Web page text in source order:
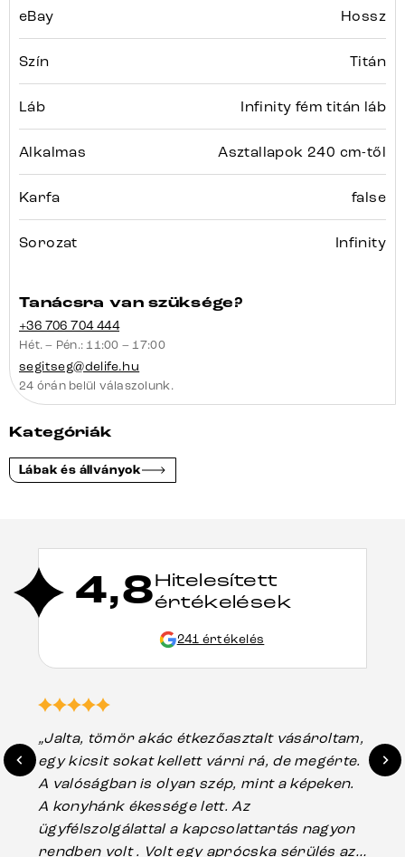
eBay Hossz
Szín Titán
Láb Infinity fém titán láb
Alkalmas Asztallapok 240 cm-től
Karfa false
Sorozat Infinity
Tanácsra van szüksége?
+36 706 704 444
Hét. – Pén.: 11:00 – 17:00
segitseg@delife.hu
24 órán belül válaszolunk.
Kategóriák
Lábak és állványok
4,8Hitelesített
értékelések
241 értékelés
„Jalta, tömör akác étkezőasztalt vásároltam,
egy kicsit sokat kellett várni rá, de megérte.
A valóságban is olyan szép, mint a képeken.
A konyhánk ékessége lett. Az
ügyfélszolgálattal a kapcsolattartás nagyon
rendben volt . Volt egy aprócska sérülés az